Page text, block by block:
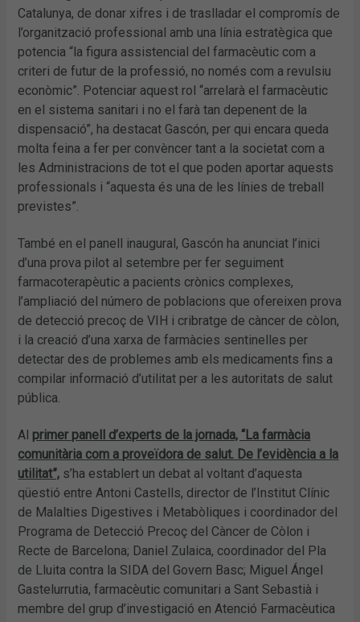
Catalunya, de donar xifres i de traslladar el compromís de
l’organització professional amb una línia estratègica que
potencia “la figura assistencial del farmacèutic com a
criteri de futur de la professió, no només com a revulsiu
econòmic”. Potenciar aquest rol “arrelarà el farmacèutic
en el sistema sanitari i no el farà tan depenent de la
dispensació”, ha destacat Gascón, per qui encara queda
molta feina a fer per convèncer tant a la societat com a
les Administracions de tot el que poden aportar aquests
professionals i “aquesta és una de les línies de treball
previstes”.
També en el panell inaugural, Gascón ha anunciat l’inici
d’una prova pilot al setembre per fer seguiment
farmacoterapèutic a pacients crònics complexes,
l’ampliació del número de poblacions que ofereixen prova
de detecció precoç de VIH i cribratge de càncer de còlon,
i la creació d’una xarxa de farmàcies sentinelles per
detectar des de problemes amb els medicaments fins a
compilar informació d’utilitat per a les autoritats de salut
pública.
Al primer panell d’experts de la jornada, “La farmàcia
comunitària com a proveïdora de salut. De l’evidència a la
utilitat”, s’ha establert un debat al voltant d’aquesta
qüestió entre Antoni Castells, director de l’Institut Clínic
de Malalties Digestives i Metabòliques i coordinador del
Programa de Detecció Precoç del Càncer de Còlon i
Recte de Barcelona; Daniel Zulaica, coordinador del Pla
de Lluita contra la SIDA del Govern Basc; Miguel Ángel
Gastelurrutia, farmacèutic comunitari a Sant Sebastià i
membre del grup d’investigació en Atenció Farmacèutica